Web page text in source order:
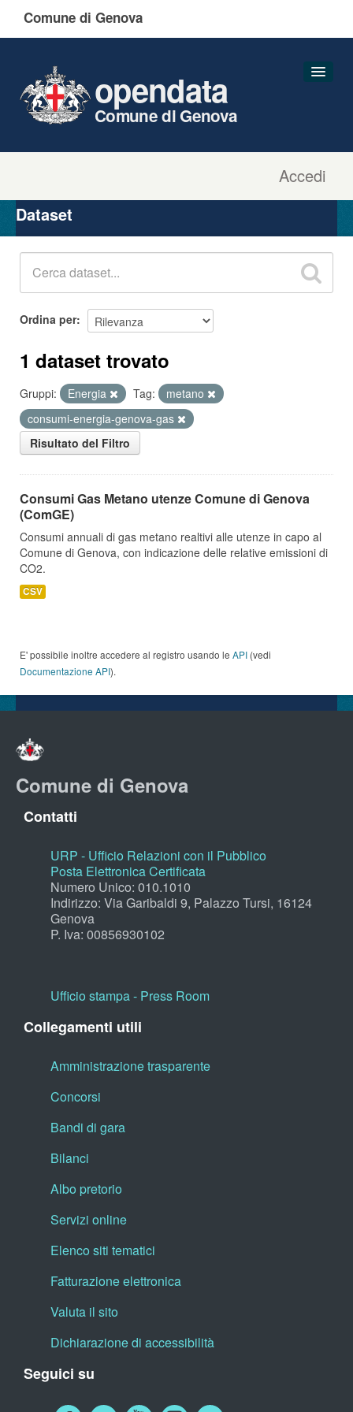
Comune di Genova
Accedi
opendata
Comune di Genova
Organizzazioni
Gruppi
Dataset
Ordina per
1 dataset trovato
Gruppi: Energia Tag:
metano
consumi-energia-genova-gas
Risultato del Filtro
Consumi Gas Metano utenze Comune di Genova
(ComGE)
Consumi annuali di gas metano realtivi alle utenze in capo al
Comune di Genova, con indicazione delle relative emissioni di
CO2.
CSV
E' possibile inoltre accedere al registro usando le API (vedi
Documentazione API).
Comune di Genova
Contatti
URP - Ufficio Relazioni con il Pubblico
Posta Elettronica Certificata
Numero Unico: 010.1010
Indirizzo: Via Garibaldi 9, Palazzo Tursi, 16124
Genova
P. Iva: 00856930102
Ufficio stampa - Press Room
Collegamenti utili
Amministrazione trasparente
Concorsi
Bandi di gara
Bilanci
Albo pretorio
Servizi online
Elenco siti tematici
Fatturazione elettronica
Valuta il sito
Dichiarazione di accessibilità
Seguici su